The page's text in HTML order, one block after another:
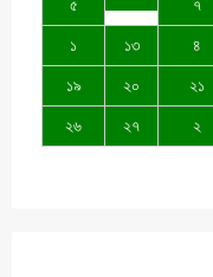
৫ ৭
১ ১৩ ৪
১৯ ২০ ২১
২৬ ২৭ ২